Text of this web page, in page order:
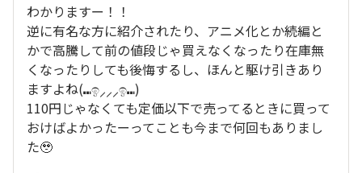
わかりますー！！
逆に有名な方に紹介されたり、アニメ化とか続編と
かで高騰して前の値段じゃ買えなくなったり在庫無
くなったりしても後悔するし、ほんと駆け引きあり
ますよね(⑉ඉ⸝⸝⸝ඉ⑉)
110円じゃなくても定価以下で売ってるときに買って
おけばよかったーってことも今まで何回もありまし
た🥹